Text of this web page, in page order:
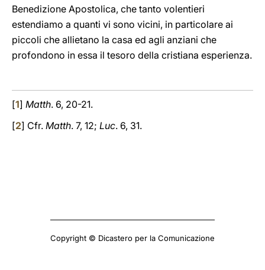
Benedizione Apostolica, che tanto volentieri
estendiamo a quanti vi sono vicini, in particolare ai
piccoli che allietano la casa ed agli anziani che
profondono in essa il tesoro della cristiana esperienza.
[1] Matth. 6, 20-21.
[2] Cfr. Matth. 7, 12; Luc. 6, 31.
Copyright © Dicastero per la Comunicazione